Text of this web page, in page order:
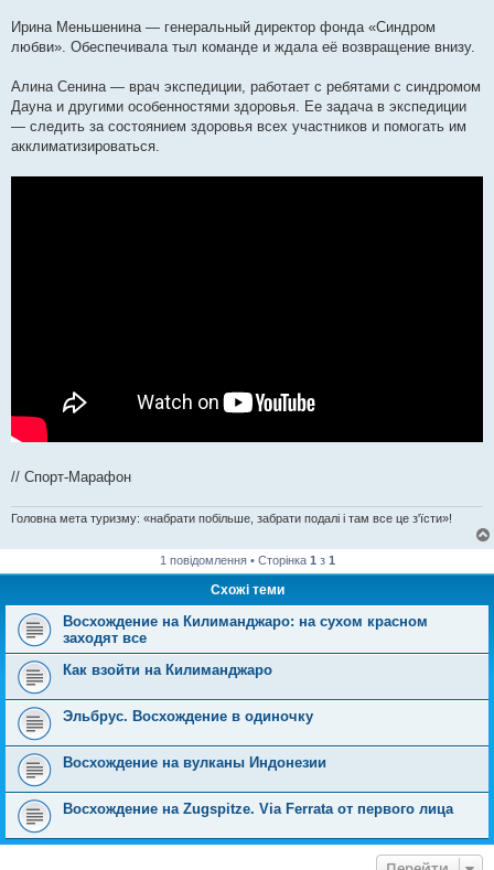
Ирина Меньшенина — генеральный директор фонда «Синдром
любви». Обеспечивала тыл команде и ждала её возвращение внизу.
Алина Сенина — врач экспедиции, работает с ребятами с синдромом
Дауна и другими особенностями здоровья. Ее задача в экспедиции
— следить за состоянием здоровья всех участников и помогать им
акклиматизироваться.
// Спорт-Марафон
Головна мета туризму: «набрати побільше, забрати подалі і там все це з'їсти»!
1 повідомлення • Сторінка 1 з 1
Схожі теми
Восхождение на Килиманджаро: на сухом красном
заходят все
Как взойти на Килиманджаро
Эльбрус. Восхождение в одиночку
Восхождение на вулканы Индонезии
Восхождение на Zugspitze. Via Ferrata от первого лица